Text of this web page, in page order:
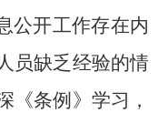
公开工作存在内
员缺乏经验的情
《条例》学习，